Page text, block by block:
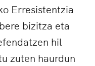
Erresistentzia
bizitza eta
hil
zuten haurdun